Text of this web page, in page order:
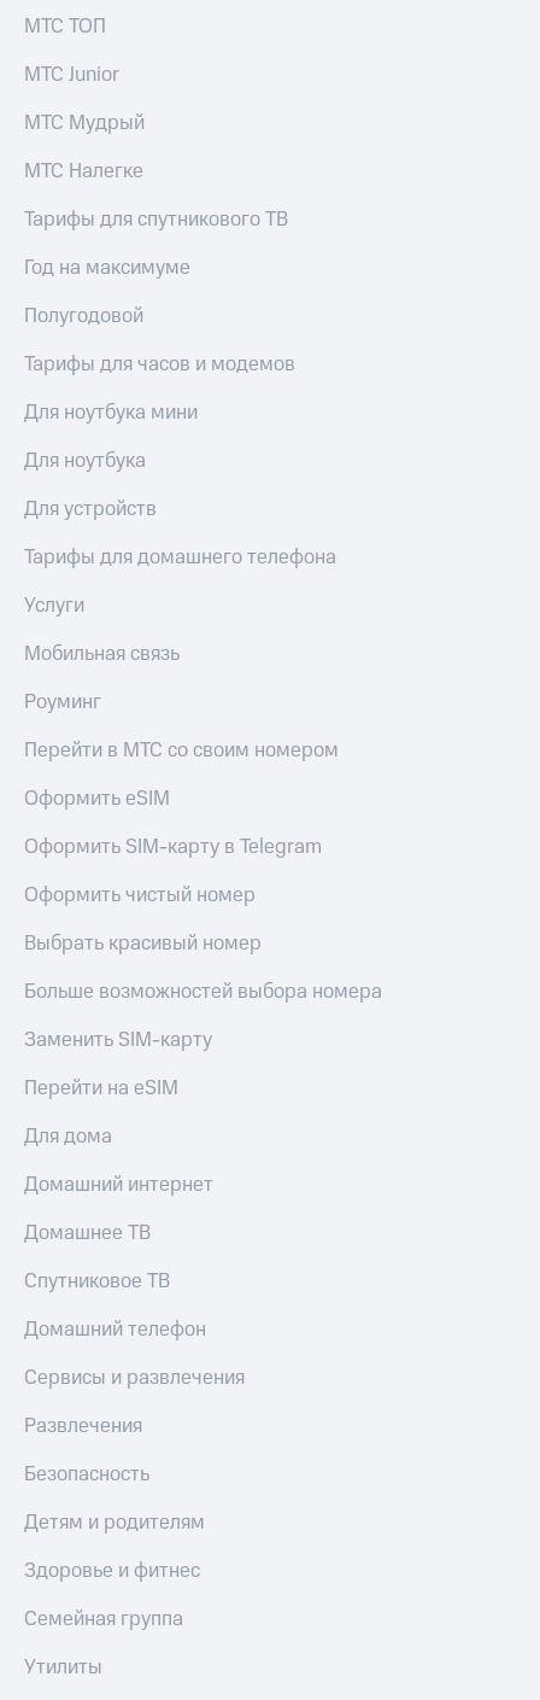
МТС ТОП
МТС Junior
МТС Мудрый
МТС Налегке
Тарифы для спутникового ТВ
Год на максимуме
Полугодовой
Тарифы для часов и модемов
Для ноутбука мини
Для ноутбука
Для устройств
Тарифы для домашнего телефона
Услуги
Мобильная связь
Роуминг
Перейти в МТС со своим номером
Оформить eSIM
Оформить SIM-карту в Telegram
Оформить чистый номер
Выбрать красивый номер
Больше возможностей выбора номера
Заменить SIM-карту
Перейти на eSIM
Для дома
Домашний интернет
Домашнее ТВ
Спутниковое ТВ
Домашний телефон
Сервисы и развлечения
Развлечения
Безопасность
Детям и родителям
Здоровье и фитнес
Семейная группа
Утилиты